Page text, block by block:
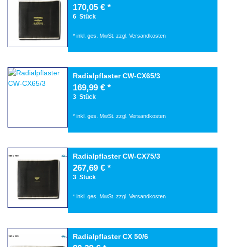
170,05 € *
6 Stück
* inkl. ges. MwSt. zzgl. Versandkosten
Radialpflaster CW-CX65/3
169,99 € *
3 Stück
* inkl. ges. MwSt. zzgl. Versandkosten
Radialpflaster CW-CX75/3
267,69 € *
3 Stück
* inkl. ges. MwSt. zzgl. Versandkosten
Radialpflaster CX 50/6